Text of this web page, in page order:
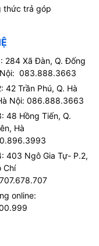
thức trả góp
284 Xã Đàn, Q. Đống
083.888.3663
42 Trần Phú, Q. Hà
Nội: 086.888.3663
48 Hồng Tiến, Q.
Hà
403 Ngô Gia Tự- P.2,
Chí
online: